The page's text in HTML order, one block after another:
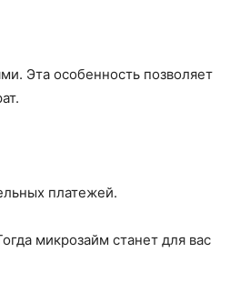
Эта особенность позволяет
платежей.
микрозайм станет для вас